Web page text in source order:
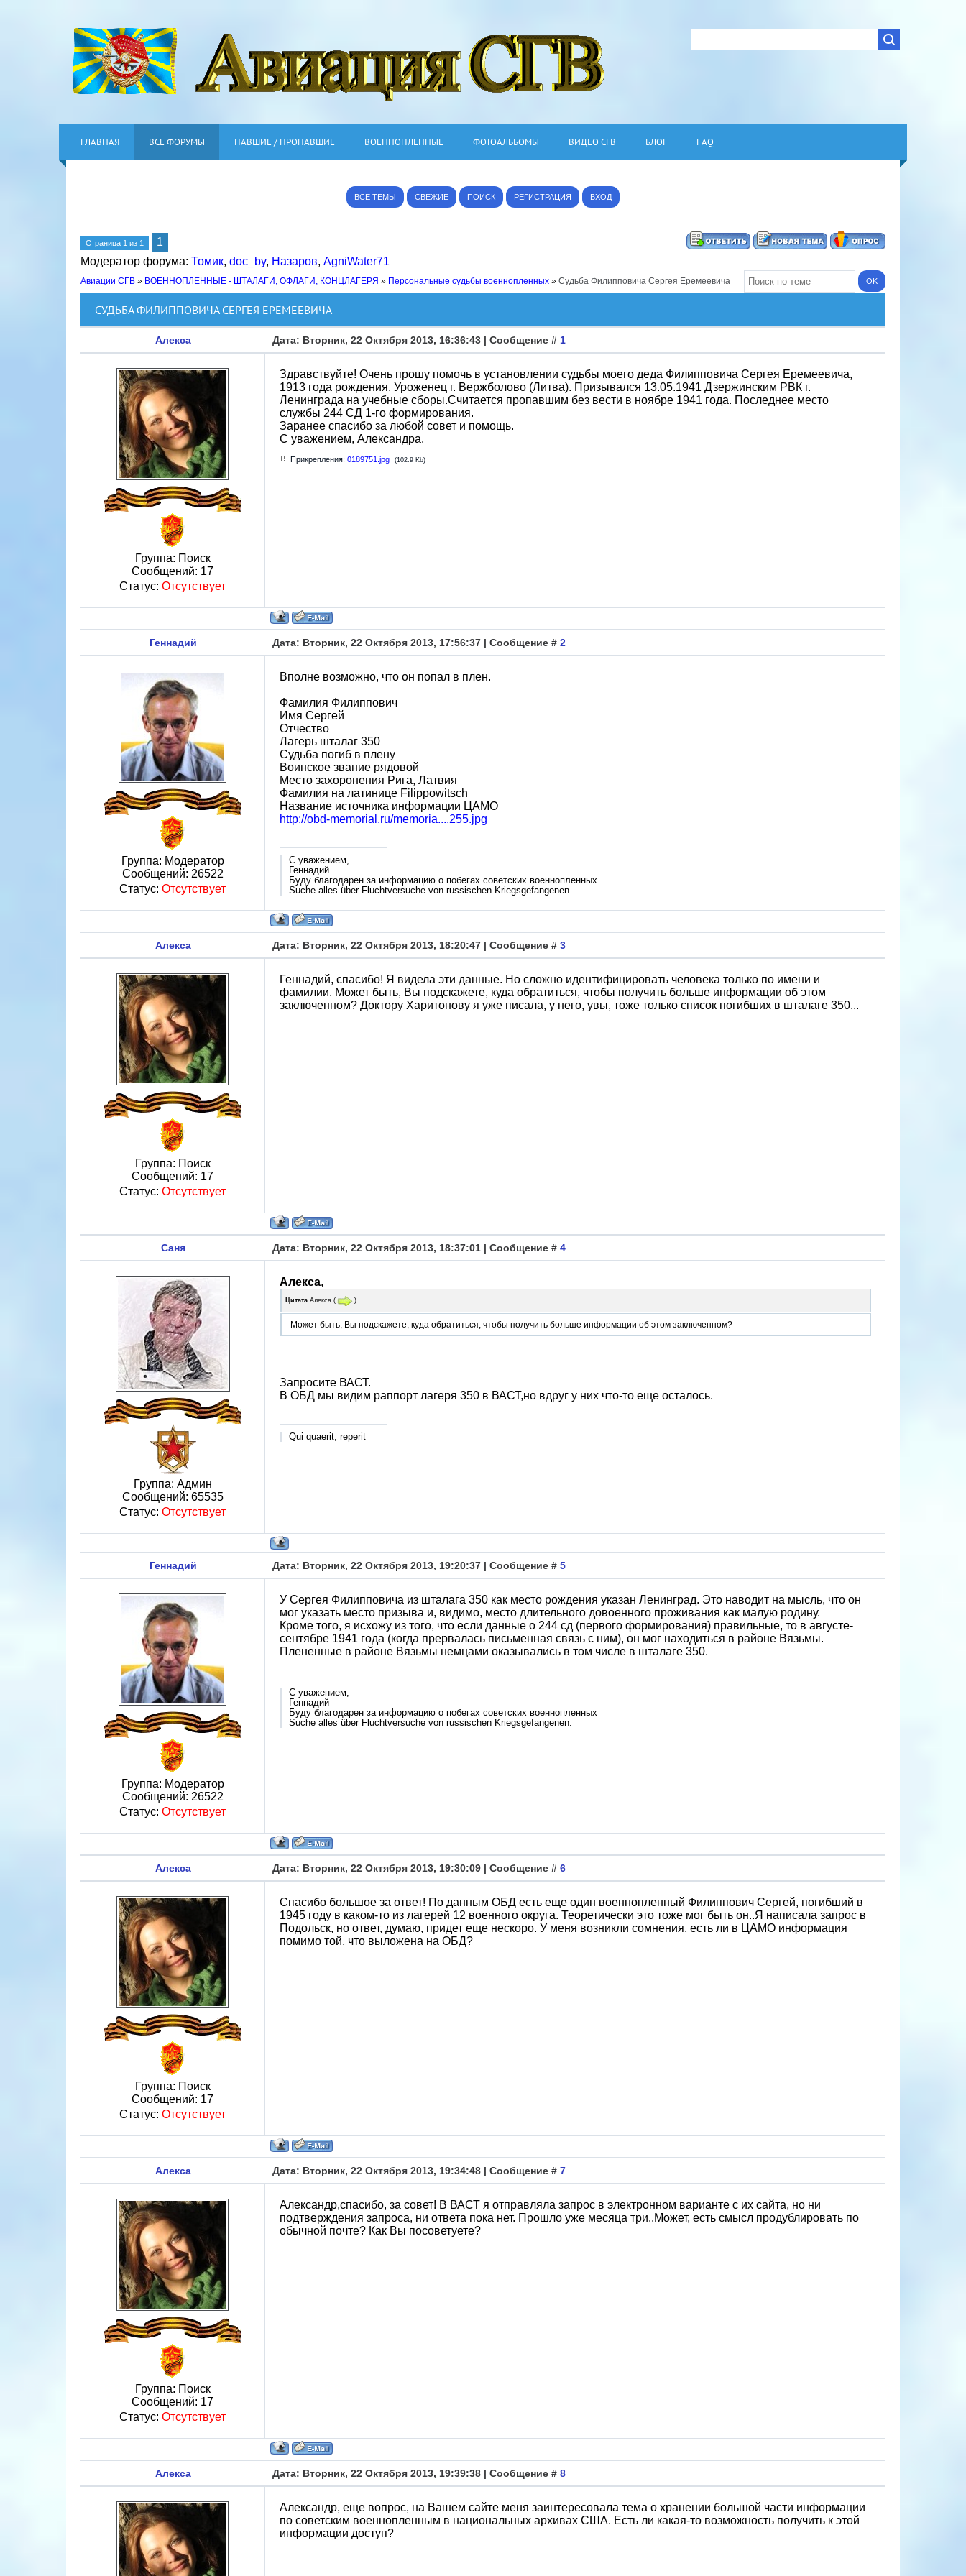
ГЛАВНАЯ ВСЕ ФОРУМЫ ПАВШИЕ / ПРОПАВШИЕ ВОЕННОПЛЕННЫЕ ФОТОАЛЬБОМЫ ВИДЕО СГВ БЛОГ FAQ
ВСЕ ТЕМЫ СВЕЖИЕ ПОИСК РЕГИСТРАЦИЯ ВХОД
Страница 1 из 1
1
Модератор форума: Томик, doc_by, Назаров, AgniWater71
Авиации СГВ » ВОЕННОПЛЕННЫЕ - ШТАЛАГИ, ОФЛАГИ, КОНЦЛАГЕРЯ » Персональные судьбы военнопленных » Судьба Филипповича Сергея Еремеевича
СУДЬБА ФИЛИППОВИЧА СЕРГЕЯ ЕРЕМЕЕВИЧА
Алекса Дата: Вторник, 22 Октября 2013, 16:36:43 | Сообщение # 1
Группа: Поиск
Сообщений: 17
Статус: Отсутствует
Здравствуйте! Очень прошу помочь в установлении судьбы моего деда Филипповича Сергея Еремеевича,
1913 года рождения. Уроженец г. Вержболово (Литва). Призывался 13.05.1941 Дзержинским РВК г.
Ленинграда на учебные сборы.Считается пропавшим без вести в ноябре 1941 года. Последнее место
службы 244 СД 1-го формирования.
Заранее спасибо за любой совет и помощь.
С уважением, Александра.
Прикрепления: 0189751.jpg (102.9 Kb)
Геннадий Дата: Вторник, 22 Октября 2013, 17:56:37 | Сообщение # 2
Группа: Модератор
Сообщений: 26522
Статус: Отсутствует
Вполне возможно, что он попал в плен.
Фамилия Филиппович
Имя Сергей
Отчество
Лагерь шталаг 350
Судьба погиб в плену
Воинское звание рядовой
Место захоронения Рига, Латвия
Фамилия на латинице Filippowitsch
Название источника информации ЦАМО
http://obd-memorial.ru/memoria....255.jpg
С уважением,
Геннадий
Буду благодарен за информацию о побегах советских военнопленных
Suche alles über Fluchtversuche von russischen Kriegsgefangenen.
Алекса Дата: Вторник, 22 Октября 2013, 18:20:47 | Сообщение # 3
Группа: Поиск
Сообщений: 17
Статус: Отсутствует
Геннадий, спасибо! Я видела эти данные. Но сложно идентифицировать человека только по имени и
фамилии. Может быть, Вы подскажете, куда обратиться, чтобы получить больше информации об этом
заключенном? Доктору Харитонову я уже писала, у него, увы, тоже только список погибших в шталаге 350...
Саня Дата: Вторник, 22 Октября 2013, 18:37:01 | Сообщение # 4
Группа: Админ
Сообщений: 65535
Статус: Отсутствует
Алекса,
Цитата Алекса ( )
Может быть, Вы подскажете, куда обратиться, чтобы получить больше информации об этом заключенном?
Запросите ВАСТ.
В ОБД мы видим раппорт лагеря 350 в ВАСТ,но вдруг у них что-то еще осталось.
Qui quaerit, reperit
Геннадий Дата: Вторник, 22 Октября 2013, 19:20:37 | Сообщение # 5
Группа: Модератор
Сообщений: 26522
Статус: Отсутствует
У Сергея Филипповича из шталага 350 как место рождения указан Ленинград. Это наводит на мысль, что он
мог указать место призыва и, видимо, место длительного довоенного проживания как малую родину.
Кроме того, я исхожу из того, что если данные о 244 сд (первого формирования) правильные, то в августе-
сентябре 1941 года (когда прервалась письменная связь с ним), он мог находиться в районе Вязьмы.
Плененные в районе Вязьмы немцами оказывались в том числе в шталаге 350.
С уважением,
Геннадий
Буду благодарен за информацию о побегах советских военнопленных
Suche alles über Fluchtversuche von russischen Kriegsgefangenen.
Алекса Дата: Вторник, 22 Октября 2013, 19:30:09 | Сообщение # 6
Группа: Поиск
Сообщений: 17
Статус: Отсутствует
Спасибо большое за ответ! По данным ОБД есть еще один военнопленный Филиппович Сергей, погибший в
1945 году в каком-то из лагерей 12 военного округа. Теоретически это тоже мог быть он..Я написала запрос в
Подольск, но ответ, думаю, придет еще нескоро. У меня возникли сомнения, есть ли в ЦАМО информация
помимо той, что выложена на ОБД?
Алекса Дата: Вторник, 22 Октября 2013, 19:34:48 | Сообщение # 7
Группа: Поиск
Сообщений: 17
Статус: Отсутствует
Александр,спасибо, за совет! В ВАСТ я отправляла запрос в электронном варианте с их сайта, но ни
подтверждения запроса, ни ответа пока нет. Прошло уже месяца три..Может, есть смысл продублировать по
обычной почте? Как Вы посоветуете?
Алекса Дата: Вторник, 22 Октября 2013, 19:39:38 | Сообщение # 8
Александр, еще вопрос, на Вашем сайте меня заинтересовала тема о хранении большой части информации
по советским военнопленным в национальных архивах США. Есть ли какая-то возможность получить к этой
информации доступ?